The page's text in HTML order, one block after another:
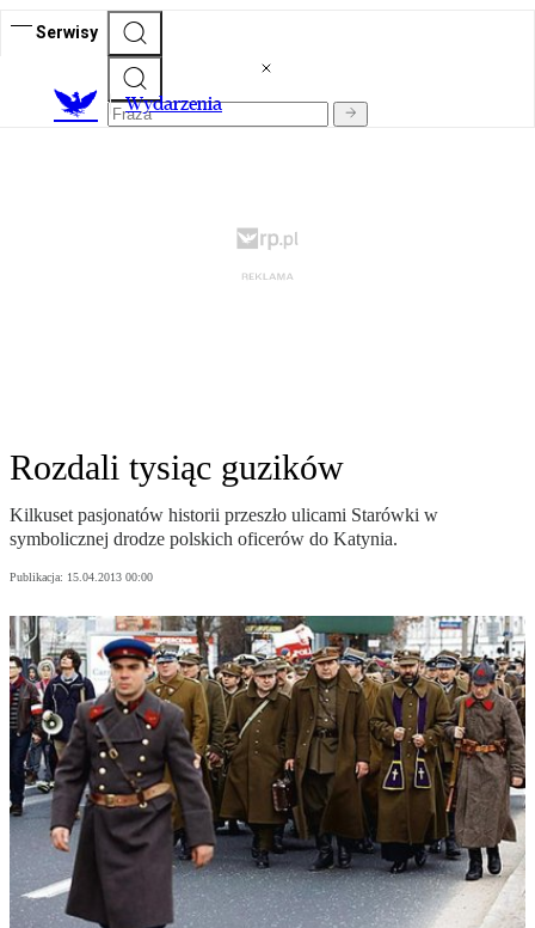
Serwisy
Wydarzenia
Rozdali tysiąc guzików
Kilkuset pasjonatów historii przeszło ulicami Starówki w
symbolicznej drodze polskich oficerów do Katynia.
Publikacja: 15.04.2013 00:00